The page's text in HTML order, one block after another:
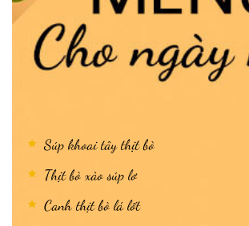
Súp khoai tây thịt bò
Thịt bò xào súp lơ
Canh thịt bò lá lốt